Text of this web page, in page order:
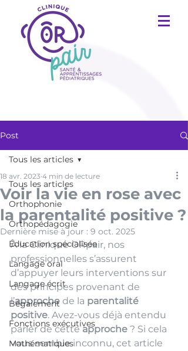
Post
Tous les articles
Orthophonie
Orthopédagogie
Éducation spécialisée
Langage oral
Langage écrit
Bégaiement
Fonctions exécutives
Mathématiques
Tous les articles
Voir la vie en rose avec
la parentalité positive ?
18 avr. 2023 4 min de lecture
Dernière mise à jour : 9 oct. 2025
À la Clinique ORpair, nos
professionnelles s’assurent
d’appuyer leurs interventions sur
des principes provenant de
l’approche de la parentalité
positive. Avez-vous déjà entendu
parler de cette approche ? Si cela
vous semble inconnu, cet article